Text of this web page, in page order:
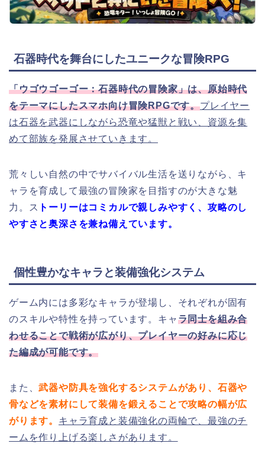
石器時代を舞台にしたユニークな冒険RPG
「ウゴウゴーゴー：石器時代の冒険家」は、原始時代
をテーマにしたスマホ向け冒険RPGです。プレイヤー
は石器を武器にしながら恐竜や猛獣と戦い、資源を集
めて部族を発展させていきます。
荒々しい自然の中でサバイバル生活を送りながら、キ
ャラを育成して最強の冒険家を目指すのが大きな魅
力。ス トーリーはコミカルで親しみやすく、攻略のし
やすさと奥深さを兼ね備えています。
個性豊かなキャラと装備強化システム
ゲーム内には多彩なキャラが登場し、それぞれが固有
のスキルや特性を持っています。キャラ同士を組み合
わせることで戦術が広がり、プレイヤーの好みに応じ
た編成が可能です。
また、武器や防具を強化するシステムがあり、石器や
骨などを素材にして装備を鍛えることで攻略の幅が広
がります。 キャラ育成と装備強化の両輪で、最強のチ
ームを作り上げる楽しさがあります。